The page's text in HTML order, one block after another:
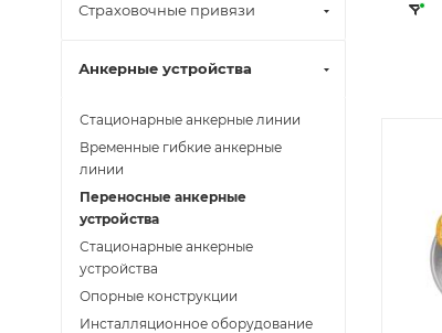
Страховочные привязи
Анкерные устройства
Стационарные анкерные линии
Временные гибкие анкерные
линии
Переносные анкерные
устройства
Стационарные анкерные
устройства
Опорные конструкции
Инсталляционное оборудование